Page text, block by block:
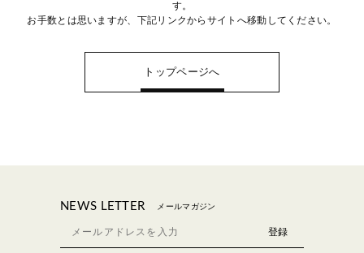
す。
お手数とは思いますが、下記リンクからサイトへ移動してください。
トップページへ
NEWS LETTER メールマガジン